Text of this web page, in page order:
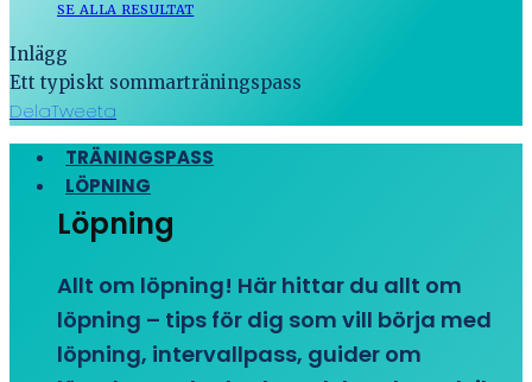
SE ALLA RESULTAT
Inlägg
Ett typiskt sommarträningspass
DelaTweeta
TRÄNINGSPASS
LÖPNING
Löpning
Allt om löpning! Här hittar du allt om
löpning – tips för dig som vill börja med
löpning, intervallpass, guider om